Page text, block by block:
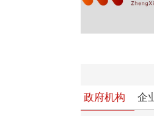
政府机构 企